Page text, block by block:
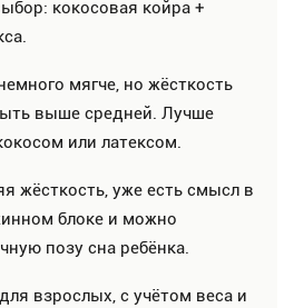
кокосовая койра +
мягче, но жёсткость
выше средней. Лучше
или латексом.
жёсткость, уже есть смысл в
блоке и можно
позу сна ребёнка.
взрослых, с учётом веса и